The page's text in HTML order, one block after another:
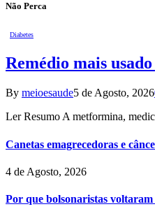
Não Perca
Diabetes
Remédio mais
By meioesaude5 de Agosto, 2026
Ler Resumo A metformina,
Canetas emagrecedoras e
4 de Agosto, 2026
Por que bolsonaristas